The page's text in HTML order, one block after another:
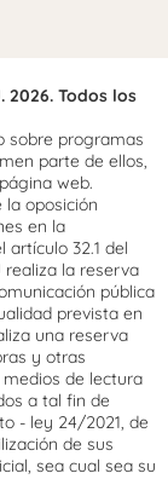
2026. Todos los
sobre programas
parte de ellos,
web.
la oposición
en la
32.1 del
realiza la reserva
pública
prevista en
una reserva
y otras
de lectura
a tal fin de
- ley 24/2021, de
de sus
sea cual sea su